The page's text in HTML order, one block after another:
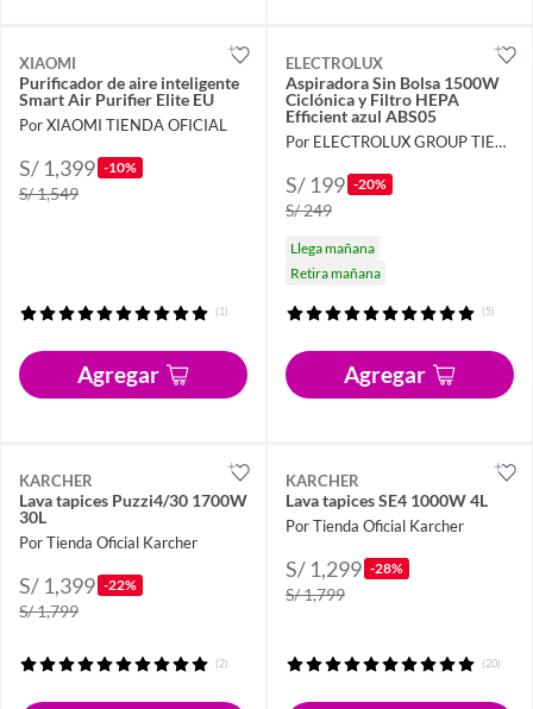
XIAOMI
Purificador de aire inteligente
Smart Air Purifier Elite EU
Por XIAOMI TIENDA OFICIAL
S/ 1,399 -10%
S/ 1,549
(1)
Agregar
ELECTROLUX
Aspiradora Sin Bolsa 1500W
Ciclónica y Filtro HEPA
Efficient azul ABS05
Por ELECTROLUX GROUP TIENDA OFICIAL
S/ 199 -20%
S/ 249
Llega mañana
Retira mañana
(5)
Agregar
KARCHER
Lava tapices Puzzi4/30 1700W
30L
Por Tienda Oficial Karcher
S/ 1,399 -22%
S/ 1,799
(2)
KARCHER
Lava tapices SE4 1000W 4L
Por Tienda Oficial Karcher
S/ 1,299 -28%
S/ 1,799
(20)